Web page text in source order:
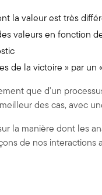
la valeur est très
valeurs en fonction
de la victoire » par un
que d'un
des cas, avec
la manière dont les
de nos